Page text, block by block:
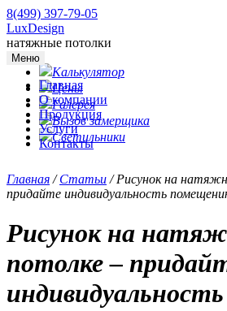
8(499) 397-79-05
LuxDesign
натяжные потолки
Меню
Главная
О компании
Продукция
Услуги
Контакты
Калькулятор
Цены
Галерея
Вызов замерщика
Светильники
Главная /Статьи /Рисунок на
придайте индивидуальность
Рисунок на
потолке –
индивидуальность